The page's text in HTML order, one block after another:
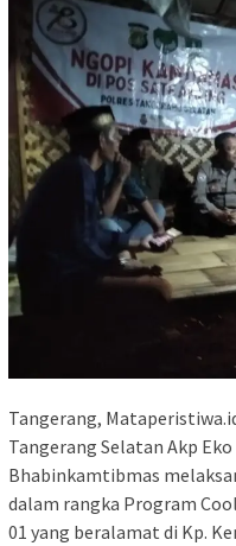
Tangerang,
Tangerang Selatan Akp
Bhabinkamtibmas
dalam rangka Program
01 yang beralamat di Kp.